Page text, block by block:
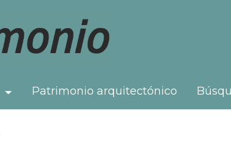
Toggle Dropdown
Patrimonio arquitectónico